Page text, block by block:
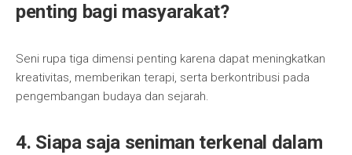
penting bagi masyarakat?
Seni rupa tiga dimensi penting karena dapat meningkatkan
kreativitas, memberikan terapi, serta berkontribusi pada
pengembangan budaya dan sejarah.
4. Siapa saja seniman terkenal dalam